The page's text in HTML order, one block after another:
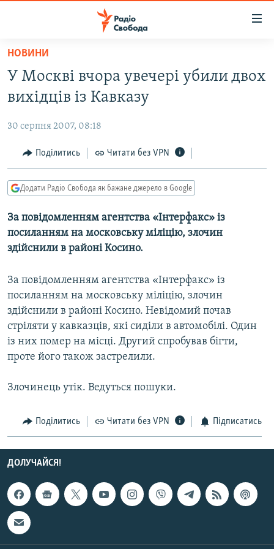
Перейти
основного
матеріалу
до
навігації
Перейти
до
ПОЛІТИКА
ЕКОНОМІКА
КУЛЬТУРА
СПОРТ
УКРАЇНА
ВІЙНА
РОСІЙСЬКА «ФІЛЬТРАЦІЯ»
КРИМ.РЕАЛІЇ
ТИ ЯК?
СХЕМИ
КИТАЙ.ВИКЛИКИ
МУЛЬТИМЕДІА
ФОТО
СПЕЦПРОЄКТИ
РУС
КТАТ
ДОЛУЧАЙСЯ!
НОВИНИ
У Москві вчора увечері убили двох
вихідців із Кавказу
30 серпня 2007, 08:18
Поділитись Читати без VPN
Додати Радіо Свобода як бажане джерело в Google
За повідомленням агентства «Інтерфакс» із
посиланням на московську міліцію, злочин
здійснили в районі Косино.
За повідомленням агентства «Інтерфакс» із
посиланням на московську міліцію, злочин
здійснили в районі Косино. Невідомий почав
стріляти у кавказців, які сиділи в автомобілі. Один
із них помер на місці. Другий спробував бігти,
проте його також застрелили.
Злочинець утік. Ведуться пошуки.
Поділитись Читати без VPN Підписатись
ДОЛУЧАЙСЯ!